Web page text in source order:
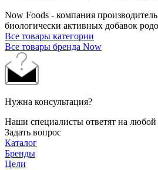
Now Foods - компания
биологически активных добавок
Все товары категории
Все товары бренда Now
Нужна консультация?
Наши специалисты ответят на
Задать вопрос
Каталог
Бренды
Цели